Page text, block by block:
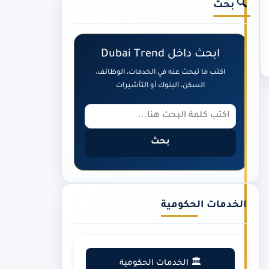
🔍 بحث
ابحث داخل Dubai Trend
اكتب ما تبحث عنه في الخدمات، الوظائف،
السكن، البنوك أو التأشيرات
بحث
الخدمات الحكومية
🏛️ الخدمات الحكومية